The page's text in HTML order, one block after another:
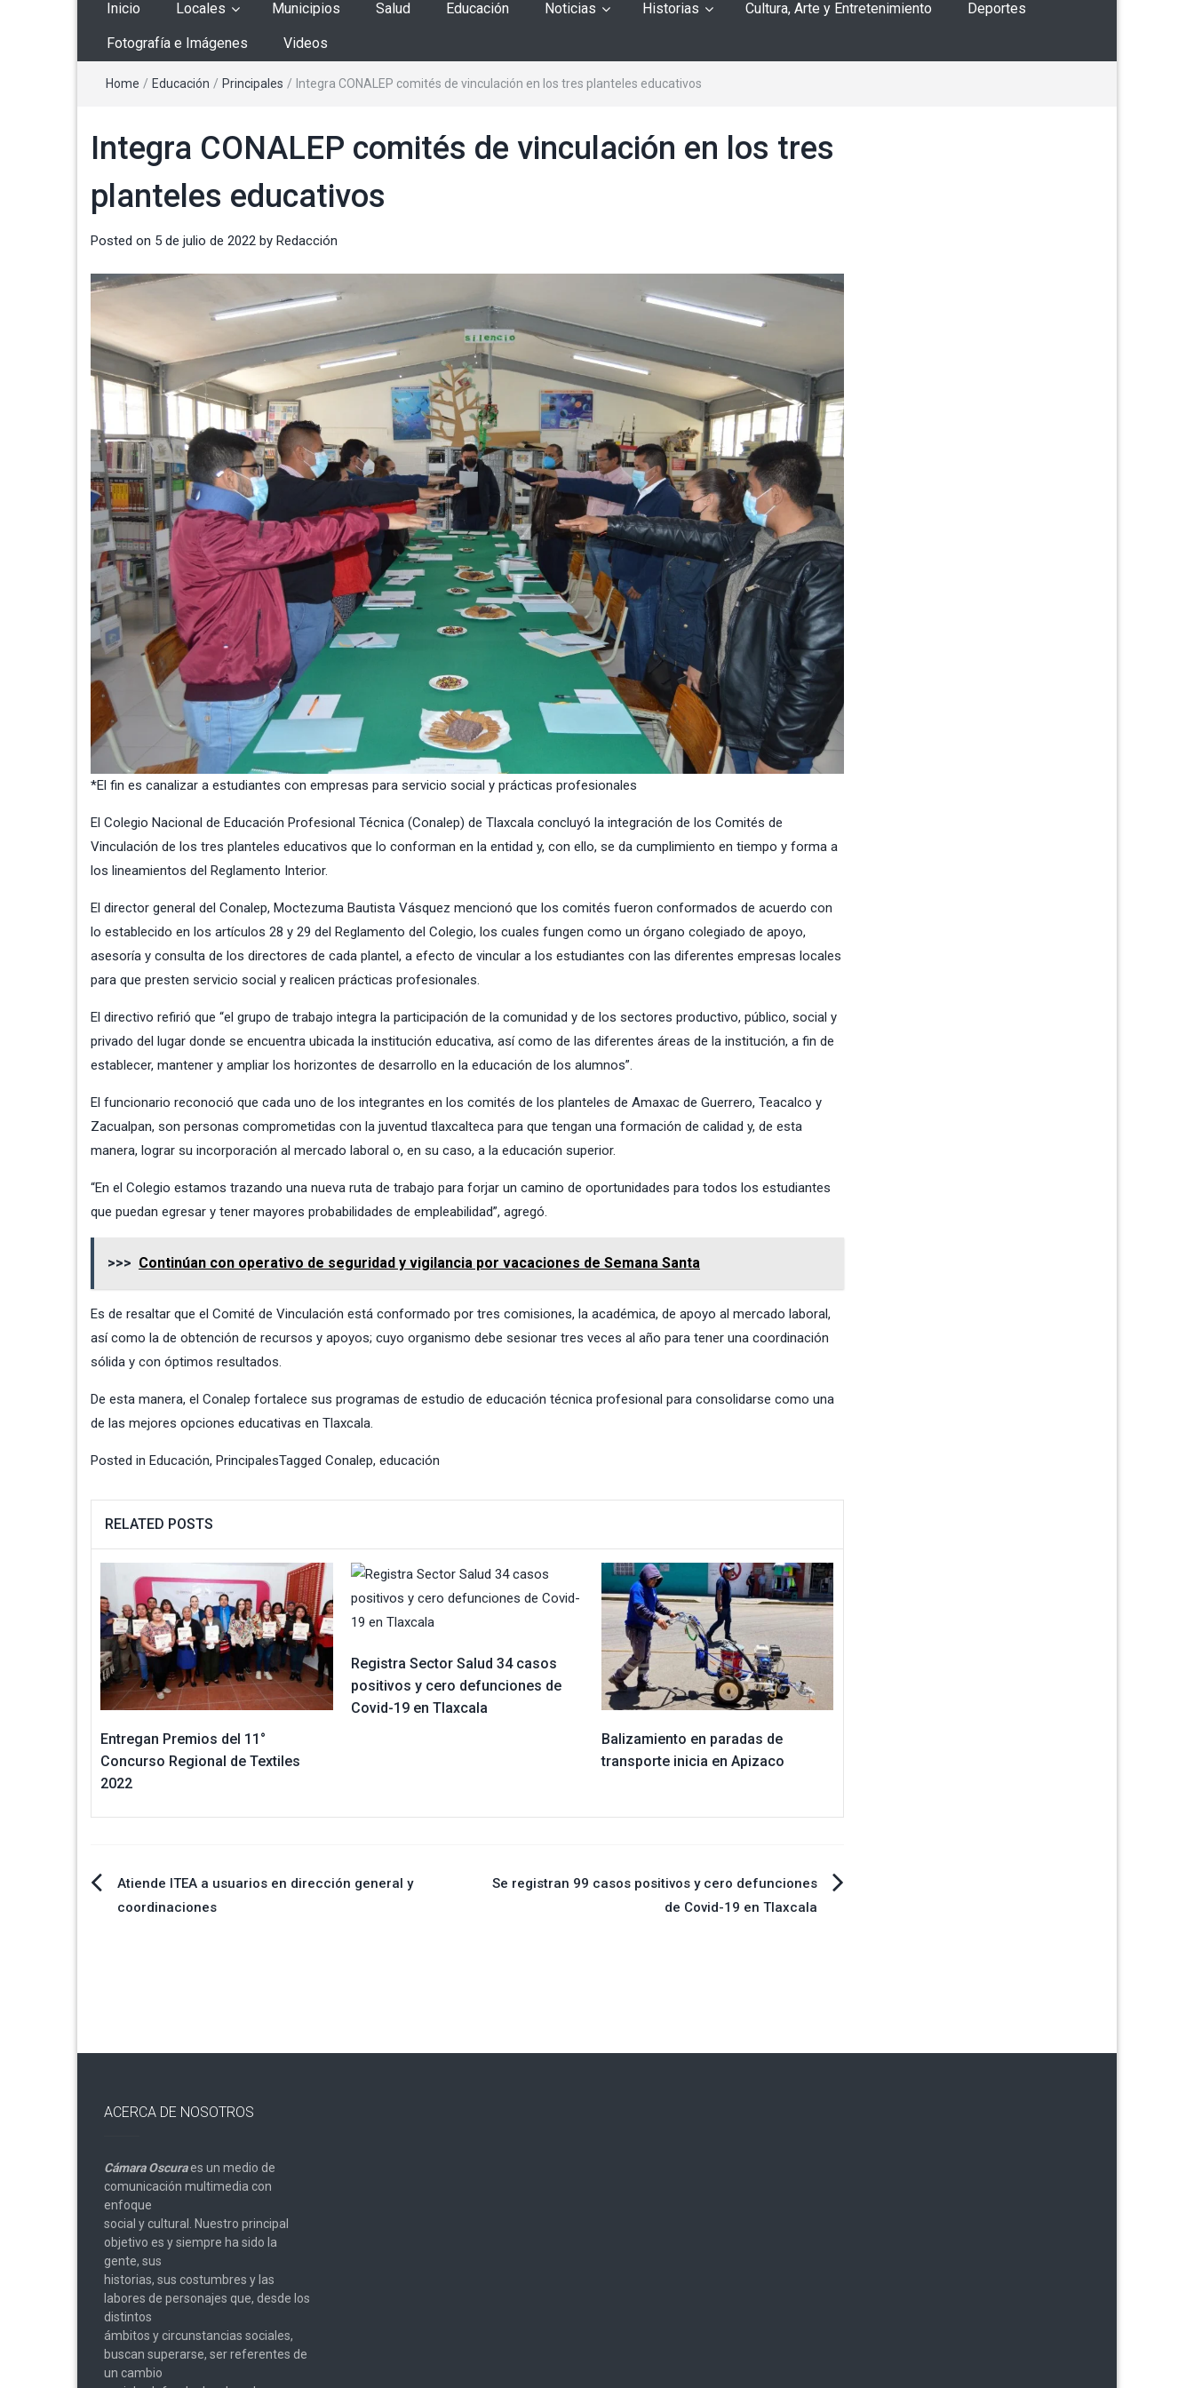
Inicio Locales Municipios Salud Educación Noticias Historias Cultura, Arte y Entretenimiento Deportes
Fotografía e Imágenes Videos
Home / Educación / Principales / Integra CONALEP comités de vinculación en los tres planteles educativos
Integra CONALEP comités de vinculación en los tres
planteles educativos
Posted on 5 de julio de 2022 by Redacción
*El fin es canalizar a estudiantes con empresas para servicio social y prácticas profesionales
El Colegio Nacional de Educación Profesional Técnica (Conalep) de Tlaxcala concluyó la integración de los Comités de
Vinculación de los tres planteles educativos que lo conforman en la entidad y, con ello, se da cumplimiento en tiempo y forma a
los lineamientos del Reglamento Interior.
El director general del Conalep, Moctezuma Bautista Vásquez mencionó que los comités fueron conformados de acuerdo con
lo establecido en los artículos 28 y 29 del Reglamento del Colegio, los cuales fungen como un órgano colegiado de apoyo,
asesoría y consulta de los directores de cada plantel, a efecto de vincular a los estudiantes con las diferentes empresas locales
para que presten servicio social y realicen prácticas profesionales.
El directivo refirió que “el grupo de trabajo integra la participación de la comunidad y de los sectores productivo, público, social y
privado del lugar donde se encuentra ubicada la institución educativa, así como de las diferentes áreas de la institución, a fin de
establecer, mantener y ampliar los horizontes de desarrollo en la educación de los alumnos”.
El funcionario reconoció que cada uno de los integrantes en los comités de los planteles de Amaxac de Guerrero, Teacalco y
Zacualpan, son personas comprometidas con la juventud tlaxcalteca para que tengan una formación de calidad y, de esta
manera, lograr su incorporación al mercado laboral o, en su caso, a la educación superior.
“En el Colegio estamos trazando una nueva ruta de trabajo para forjar un camino de oportunidades para todos los estudiantes
que puedan egresar y tener mayores probabilidades de empleabilidad”, agregó.
>>> Continúan con operativo de seguridad y vigilancia por vacaciones de Semana Santa
Es de resaltar que el Comité de Vinculación está conformado por tres comisiones, la académica, de apoyo al mercado laboral,
así como la de obtención de recursos y apoyos; cuyo organismo debe sesionar tres veces al año para tener una coordinación
sólida y con óptimos resultados.
De esta manera, el Conalep fortalece sus programas de estudio de educación técnica profesional para consolidarse como una
de las mejores opciones educativas en Tlaxcala.
Posted in Educación, PrincipalesTagged Conalep, educación
RELATED POSTS
Entregan Premios del 11°
Concurso Regional de Textiles
2022
Registra Sector Salud 34 casos
positivos y cero defunciones de
Covid-19 en Tlaxcala
Balizamiento en paradas de
transporte inicia en Apizaco
Navegación
Atiende ITEA a usuarios en dirección general y
coordinaciones
Se registran 99 casos positivos y cero defunciones
de Covid-19 en Tlaxcala
ACERCA DE NOSOTROS
Cámara Oscuraes un medio de
comunicación multimedia con
enfoque
social y cultural. Nuestro principal
objetivo es y siempre ha sido la
gente, sus
historias, sus costumbres y las
labores de personajes que, desde los
distintos
ámbitos y circunstancias sociales,
buscan superarse, ser referentes de
un cambio